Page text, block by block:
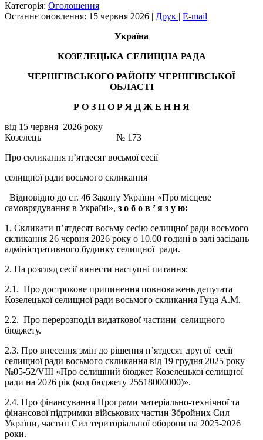
Категорія: Оголошення
Останнє оновлення: 15 червня 2026 | Друк | E-mail
Україна
КОЗЕЛЕЦЬКА СЕЛИЩНА РАДА
ЧЕРНІГІВСЬКОГО РАЙОНУ ЧЕРНІГІВСЬКОЇ
ОБЛАСТІ
Р О З П О Р Я Д Ж Е Н Н Я
від 15 червня 2026 року
Козелець № 173
Про скликання п’ятдесят восьмої сесії
селищної ради восьмого скликання
Відповідно до ст. 46 Закону України «Про місцеве
самоврядування в Україні», з о б о в ’я з у ю:
1. Скликати п’ятдесят восьму сесію селищної ради восьмого
скликання 26 червня 2026 року о 10.00 годині в залі засідань
адміністративного будинку селищної ради.
2. На розгляд сесії винести наступні питання:
2.1. Про дострокове припинення повноважень депутата
Козелецької селищної ради восьмого скликання Гуца А.М.
2.2. Про перерозподіл видаткової частини селищного
бюджету.
2.3. Про внесення змін до рішення п’ятдесят другої сесії
селищної ради восьмого скликання від 19 грудня 2025 року
№05-52/VIII «Про селищний бюджет Козелецької селищної
ради на 2026 рік (код бюджету 25518000000)».
2.4. Про фінансування Програми матеріально-технічної та
фінансової підтримки військових частин Збройних Сил
України, частин Сил територіальної оборони на 2025-2026
роки.